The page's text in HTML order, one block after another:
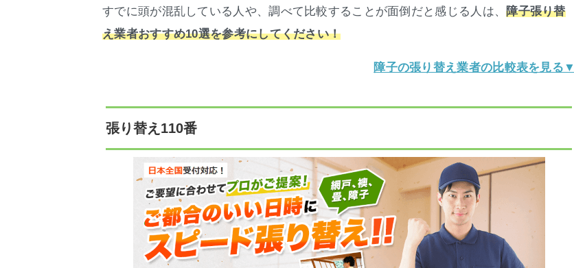
すでに頭が混乱している人や、調べて比較することが面倒だと感じる人は、障子張り替
え業者おすすめ10選を参考にしてください！
障子の張り替え業者の比較表を見る▼
張り替え110番